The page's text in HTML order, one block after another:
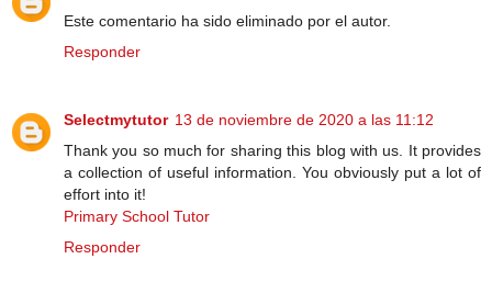
Este comentario ha sido eliminado por el autor.
Responder
Selectmytutor 13 de noviembre de 2020 a las 11:12
Thank you so much for sharing this blog with us. It provides
a collection of useful information. You obviously put a lot of
effort into it!
Primary School Tutor
Responder